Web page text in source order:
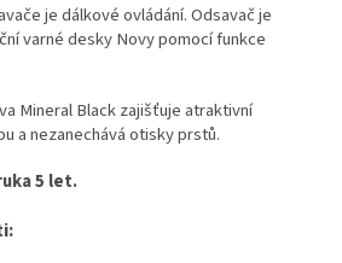
je dálkové ovládání. Odsavač je
varné desky Novy pomocí funkce
Mineral Black zajišťuje atraktivní
a nezanechává otisky prstů.
5 let.